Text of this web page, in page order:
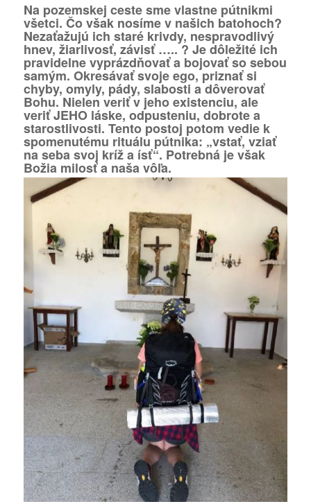
Na pozemskej ceste sme vlastne pútnikmi
všetci. Čo však nosíme v našich batohoch?
Nezaťažujú ich staré krivdy, nespravodlivý
hnev, žiarlivosť, závisť ….. ? Je dôležité ich
pravidelne vyprázdňovať a bojovať so sebou
samým. Okresávať svoje ego, priznať si
chyby, omyly, pády, slabosti a dôverovať
Bohu. Nielen veriť v jeho existenciu, ale
veriť JEHO láske, odpusteniu, dobrote a
starostlivosti. Tento postoj potom vedie k
spomenutému rituálu pútnika: „vstať, vziať
na seba svoj kríž a ísť“. Potrebná je však
Božia milosť a naša vôľa.